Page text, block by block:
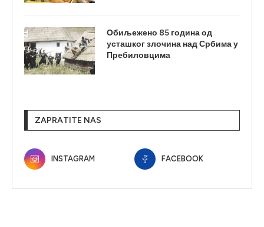
Обиљежено 85 година од
усташког злочина над Србима у
Пребиловцима
ZAPRATITE NAS
INSTAGRAM FACEBOOK